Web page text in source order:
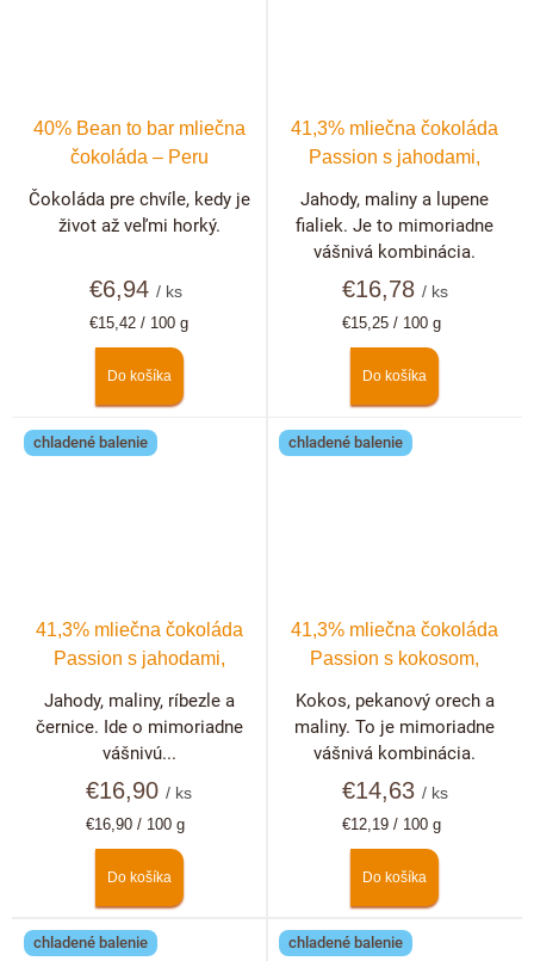
40% Bean to bar mliečna
čokoláda – Peru
€6,94/ ks
Jednotková
€15,42 / 100 g
Do košíka
Čokoláda pre chvíle, kedy je
život až veľmi horký.
41,3% mliečna čokoláda
Passion s jahodami,
malinami a fialkami
€16,78 / ks
Jednotková
€15,25 / 100 g
Do košíka
Jahody, maliny a lupene
fialiek. Je to mimoriadne
vášnivá kombinácia.
chladené balenie
41,3% mliečna čokoláda
Passion s jahodami,
ríbezľami
€16,90/ ks
Jednotková
€16,90 / 100 g
Do košíka
Jahody, maliny, ríbezle a
černice. Ide o mimoriadne
vášnivú...
chladené balenie
41,3% mliečna čokoláda
Passion s kokosom,
malinami
€14,63 / ks
Jednotková
€12,19 / 100 g
Do košíka
Kokos, pekanový orech a
maliny. To je mimoriadne
vášnivá kombinácia.
chladené balenie chladené balenie